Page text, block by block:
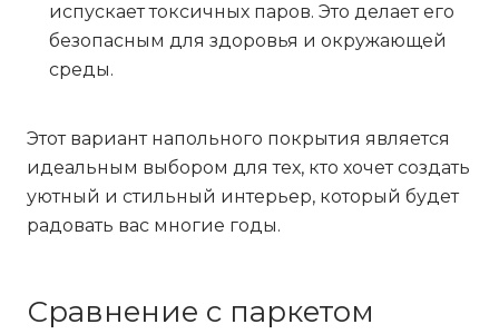
испускает токсичных паров. Это делает его
безопасным для здоровья и окружающей
среды.
Этот вариант напольного покрытия является
идеальным выбором для тех, кто хочет создать
уютный и стильный интерьер, который будет
радовать вас многие годы.
Сравнение с паркетом